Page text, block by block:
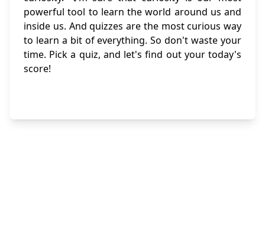
powerful tool to learn the world around us and
inside us. And quizzes are the most curious way
to learn a bit of everything. So don't waste your
time. Pick a quiz, and let's find out your today's
score!